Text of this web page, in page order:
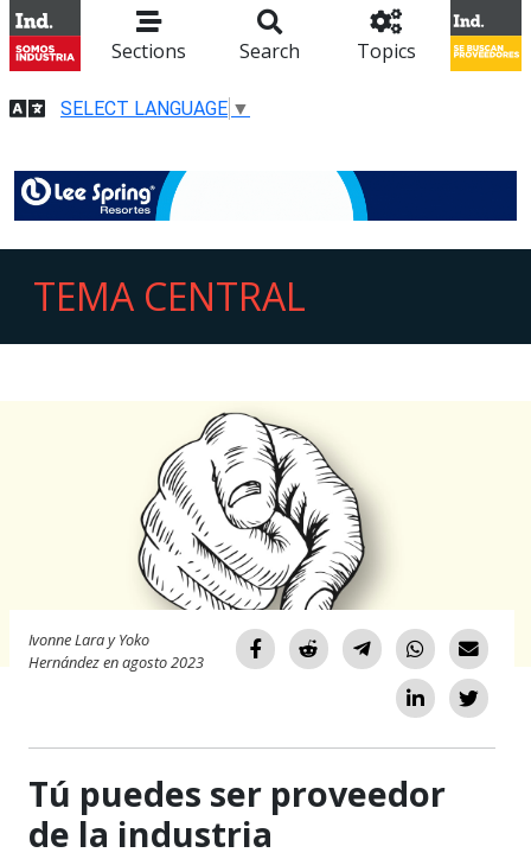
Sections Search Topics
SELECT LANGUAGE ▼
TEMA CENTRAL
Ivonne Lara y Yoko
Hernández en agosto 2023
Tú puedes ser proveedor
de la industria